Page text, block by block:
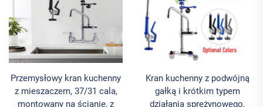
Przemysłowy kran kuchenny
z mieszaczem, 37/31 cala,
montowany na ścianie, z
Kran kuchenny z podwójną
gałką i krótkim typem
działania sprężynowego,